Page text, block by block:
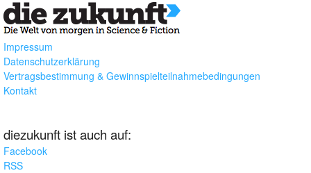
Impressum
Datenschutzerklärung
Vertragsbestimmung & Gewinnspielteilnahmebedingungen
Kontakt
diezukunft ist auch auf:
Facebook
RSS